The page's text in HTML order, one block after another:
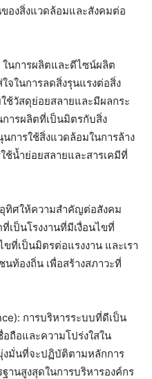
องสิ่งแวดล้อมและสังคมต่อ
นการผลิตและดีไซน์ผลิต
จในการลดสิ่งรุนแรงต่อสิ่ง
ช้วัสดุย่อยสลายและมีผลกระ
ารผลิตที่เป็นมิตรกับสิ่ง
การใช้สิ่งแวดล้อมในการล้าง
น้ำย่อยสลายและสารเคมีที่
ทิศให้ความสำคัญต่อสังคม
เป็นโรงงานที่มีเงื่อนไขที่
ที่เป็นมิตรต่อแรงงาน และเรา
ท้องถิ่น เพื่อสร้างสภาวะที่
การบริหารระบบที่ดีเป็น
ถือและความโปร่งใสใน
งมั่นที่จะปฏิบัติตามหลักการ
านสูงสุดในการบริหารองค์กร